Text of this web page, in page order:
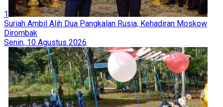
1
Suriah Ambil Alih Dua Pangkalan Rusia, Kehadiran Moskow
Dirombak
Senin, 10 Agustus 2026